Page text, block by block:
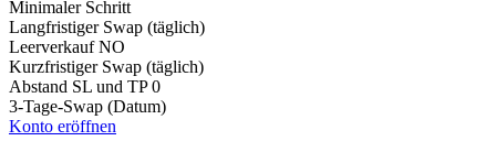
Minimaler Schritt
Langfristiger Swap (täglich)
Leerverkauf NO
Kurzfristiger Swap (täglich)
Abstand SL und TP 0
3-Tage-Swap (Datum)
Konto eröffnen